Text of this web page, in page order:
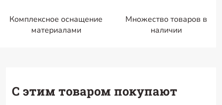
Комплексное оснащение
материалами
Множество товаров в
наличии
С этим товаром покупают